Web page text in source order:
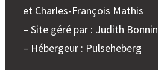
et Charles-François Mathis
– Site géré par : Judith Bonnin
– Hébergeur : Pulseheberg